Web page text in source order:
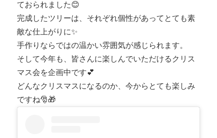
ておられました😊
完成したツリーは、それぞれ個性があってとても素
敵な仕上がりに✨
手作りならではの温かい雰囲気が感じられます。
そして今年も、皆さんに楽しんでいただけるクリス
マス会を企画中です💕
どんなクリスマスになるのか、今からとても楽しみ
ですね🎅🎁